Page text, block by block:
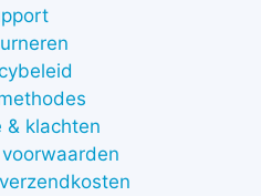
& klachten